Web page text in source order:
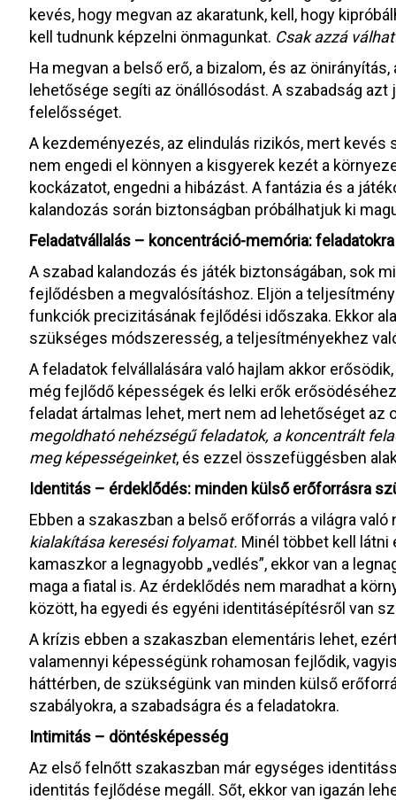
kevés, hogy megvan az akaratunk, kell, hogy
kell tudnunk képzelni önmagunkat. Csak azzá
Ha megvan a belső erő, a bizalom, és az
lehetősége segíti az önállósodást. A szabadság
felelősséget.
A kezdeményezés, az elindulás rizikós, mert
nem engedi el könnyen a kisgyerek kezét a
kockázatot, engedni a hibázást. A fantázia és a
kalandozás során biztonságban próbálhatjuk ki
Feladatvállalás – koncentráció-memória:
A szabad kalandozás és játék biztonságában, sok
fejlődésben a megvalósításhoz. Eljön a
funkciók precizitásának fejlődési időszaka. Ekkor
szükséges módszeresség, a teljesítményekhez
A feladatok felvállalására való hajlam akkor
még fejlődő képességek és lelki erők
feladat ártalmas lehet, mert nem ad lehetőséget
megoldható nehézségű feladatok, a koncentrált
meg képességeinket, és ezzel összefüggésben
Identitás – érdeklődés: minden külső erőforrásra
Ebben a szakaszban a belső erőforrás a világra
kialakítása keresési folyamat. Minél többet kell látni
kamaszkor a legnagyobb „vedlés”, ekkor van a
maga a fiatal is. Az érdeklődés nem maradhat a
között, ha egyedi és egyéni identitásépítésről van
A krízis ebben a szakaszban elementáris lehet,
valamennyi képességünk rohamosan fejlődik,
háttérben, de szükségünk van minden külső
szabályokra, a szabadságra és a feladatokra.
Intimitás – döntésképesség
Az első felnőtt szakaszban már egységes
identitás fejlődése megáll. Sőt, ekkor van igazán